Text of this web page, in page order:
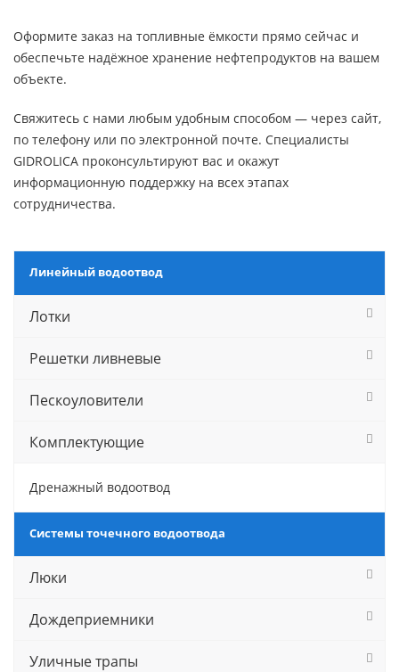
Оформите заказ на топливные ёмкости прямо сейчас и
обеспечьте надёжное хранение нефтепродуктов на вашем
объекте.
Свяжитесь с нами любым удобным способом — через сайт,
по телефону или по электронной почте. Специалисты
GIDROLICA проконсультируют вас и окажут
информационную поддержку на всех этапах
сотрудничества.
Линейный водоотвод
Лотки
Решетки ливневые
Пескоуловители
Комплектующие
Дренажный водоотвод
Системы точечного водоотвода
Люки
Дождеприемники
Уличные трапы